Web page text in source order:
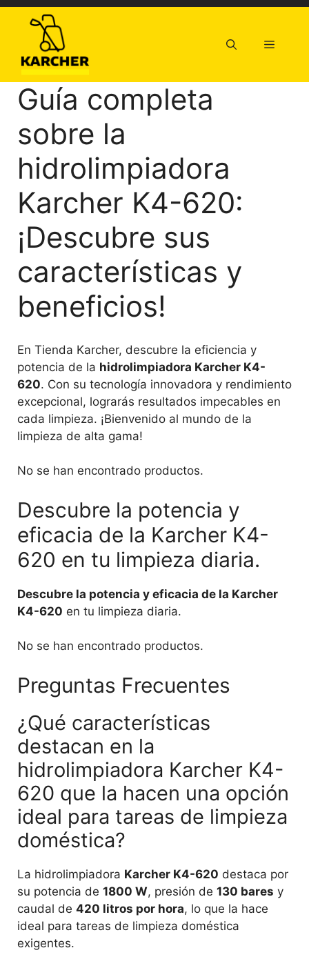
Saltar
contenido
Menú
Guía completa
sobre la
hidrolimpiadora
Karcher K4-620:
¡Descubre sus
características y
beneficios!
En Tienda Karcher, descubre la eficiencia y
potencia de la hidrolimpiadora Karcher K4-
620. Con su tecnología innovadora y rendimiento
excepcional, lograrás resultados impecables en
cada limpieza. ¡Bienvenido al mundo de la
limpieza de alta gama!
No se han encontrado productos.
Descubre la potencia y
eficacia de la Karcher K4-
620 en tu limpieza diaria.
Descubre la potencia y eficacia de la Karcher
K4-620 en tu limpieza diaria.
No se han encontrado productos.
Preguntas Frecuentes
¿Qué características
destacan en la
hidrolimpiadora Karcher K4-
620 que la hacen una opción
ideal para tareas de limpieza
doméstica?
La hidrolimpiadora Karcher K4-620 destaca por
su potencia de 1800 W, presión de 130 bares y
caudal de 420 litros por hora, lo que la hace
ideal para tareas de limpieza doméstica
exigentes.